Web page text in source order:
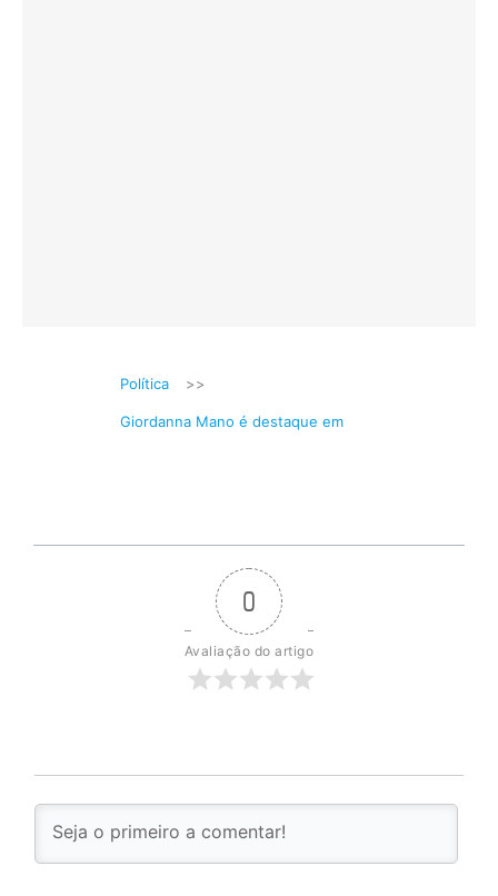
Política >>
Giordanna Mano é destaque em
0
Avaliação do artigo